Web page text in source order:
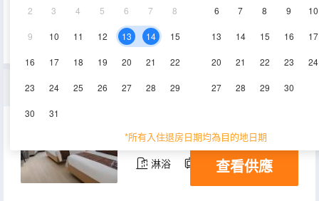
2 3 4 5 6 7 8
9 10 11 12 13 14 15
16 17 18 19 20 21 22
23 24 25 26 27 28 29
30 31
6 7 8 9 10
13 14 15 16 17
20 21 22 23 24
27 28 29 30
*所有入住退房日期均為目的地日期
淋浴
豪華雙床房
19-22㎡ 1-2層
淋浴 電視機
查看供應